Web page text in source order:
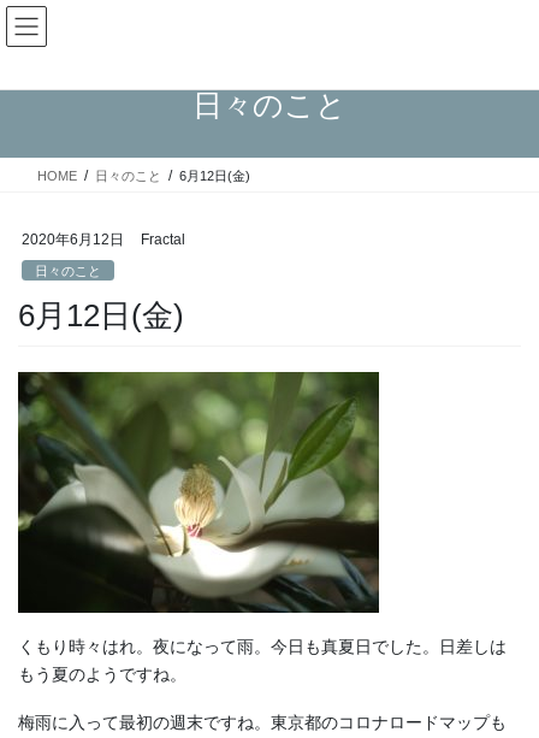
コ
ン
ン
ス
ナ
ビ
ー
ン
日々のこと
HOME 日々のこと 6月12日(金)
2020年6月12日 Fractal
日々のこと
6月12日(金)
くもり時々はれ。夜になって雨。今日も真夏日でした。日差しは
もう夏のようですね。
梅雨に入って最初の週末ですね。東京都のコロナロードマップも